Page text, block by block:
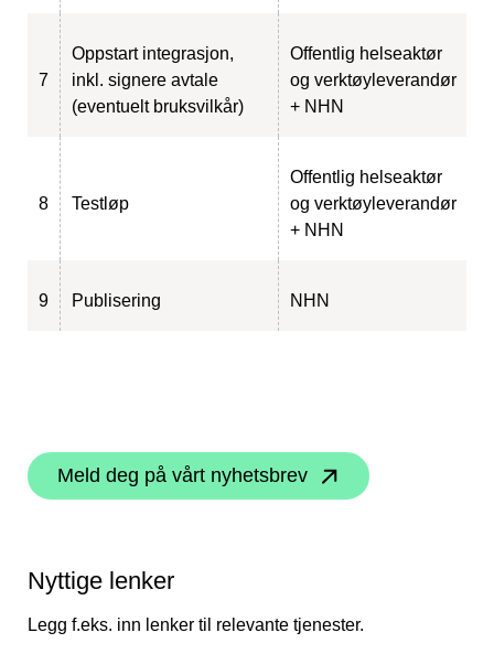
7
Oppstart integrasjon,
inkl. signere avtale
(eventuelt bruksvilkår)
Offentlig helseaktør
og verktøyleverandør
+ NHN
8 Testløp
Offentlig helseaktør
og verktøyleverandør
+ NHN
9 Publisering NHN
Meld deg på vårt nyhetsbrev
Nyttige lenker
Legg f.eks. inn lenker til relevante tjenester.